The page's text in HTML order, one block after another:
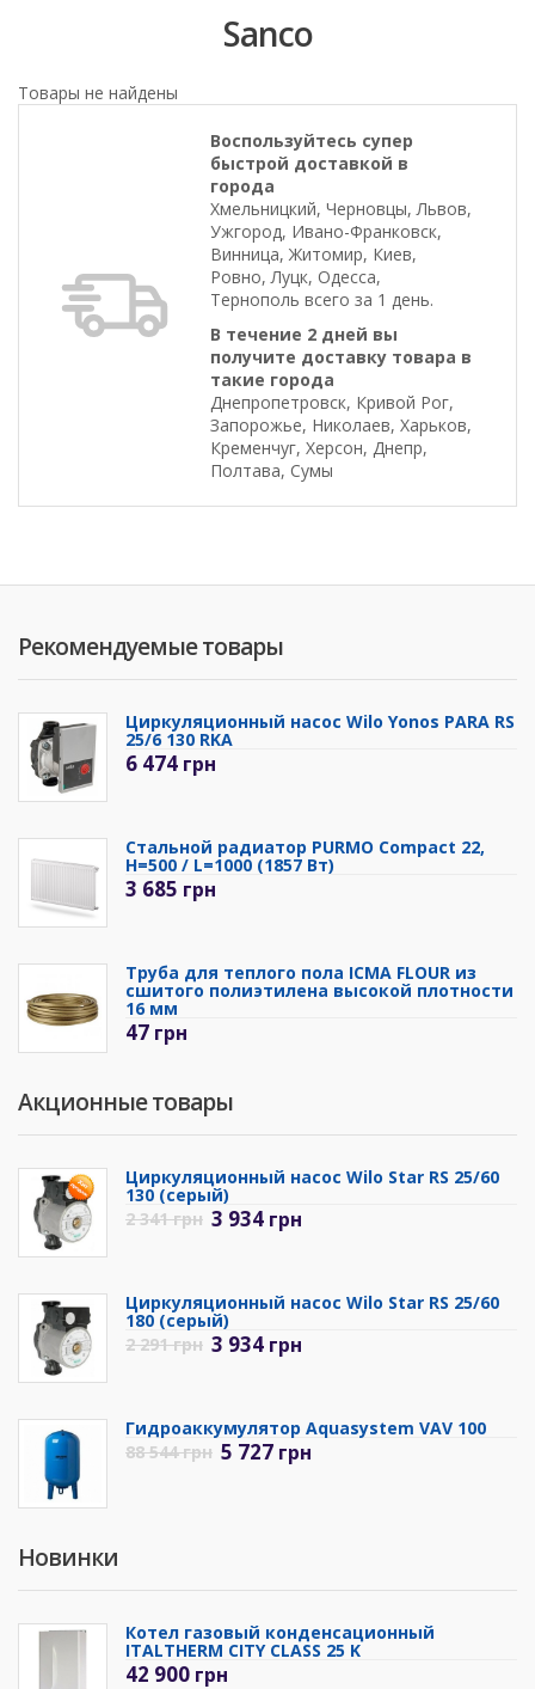
Sanco
Товары не найдены
Воспользуйтесь супер
быстрой доставкой в
города
Хмельницкий, Черновцы, Львов,
Ужгород, Ивано-Франковск,
Винница, Житомир, Киев,
Ровно, Луцк, Одесса,
Тернополь всего за 1 день.
В течение 2 дней вы
получите доставку товара в
такие города
Днепропетровск, Кривой Рог,
Запорожье, Николаев, Харьков,
Кременчуг, Херсон, Днепр,
Полтава, Сумы
Рекомендуемые товары
Циркуляционный насос Wilo Yonos PARA RS
25/6 130 RKA
6 474 грн
Стальной радиатор PURMO Compact 22,
H=500 / L=1000 (1857 Вт)
3 685 грн
Труба для теплого пола ICMA FLOUR из
сшитого полиэтилена высокой плотности
16 мм
47 грн
Акционные товары
Циркуляционный насос Wilo Star RS 25/60
130 (серый)
2 341грн 3 934 грн
Циркуляционный насос Wilo Star RS 25/60
180 (серый)
2 291грн 3 934 грн
Гидроаккумулятор Aquasystem VAV 100
88 544грн 5 727 грн
Новинки
Котел газовый конденсационный
ITALTHERM CITY CLASS 25 K
42 900 грн